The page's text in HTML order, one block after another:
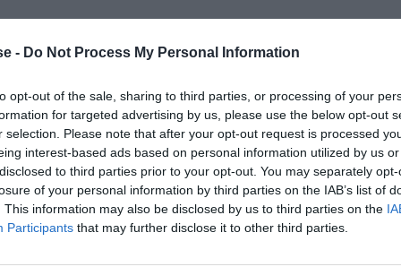
- Do Not Process My Personal Information
opt-out of the sale, sharing to third parties, or processing of your
for targeted advertising by us, please use the below opt-out
selection. Please note that after your opt-out request is processed
interest-based ads based on personal information utilized by us
to third parties prior to your opt-out. You may separately
of your personal information by third parties on the IAB’s list of
This information may also be disclosed by us to third parties on the
Participants that may further disclose it to other third parties.
παλαμάκια να χτυπήσει(με εξαίρεση τις
αρχαίο κείμενο για ανάλυση).
5-6 φορές τον μήνακαι ζητούν να μην πάρουν μέρος
πετάξεις απλά μία μπάλα και να τους αφήσεις να
επικύψεις, κάμψεις και τέτοιες ιστορίες λες
παράδεισο».